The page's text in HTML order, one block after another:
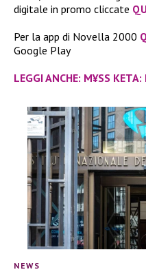
digitale in promo cliccate
Per la app di Novella 2000
Google Play
LEGGI ANCHE: M¥SS
NEWS